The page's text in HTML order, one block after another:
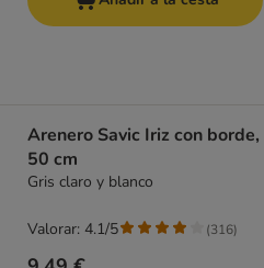
Arenero Savic Iriz con borde,
50 cm
Gris claro y blanco
Valorar: 4.1/5 (316)